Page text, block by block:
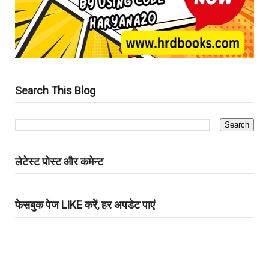
Search This Blog
लेटेस्ट पोस्ट और कमेन्ट
फेसबुक पेज LIKE करें, हर अपडेट पाएं